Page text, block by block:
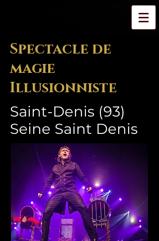
Spectacle de
magie
Illusionniste
Saint-Denis (93)
Seine Saint Denis